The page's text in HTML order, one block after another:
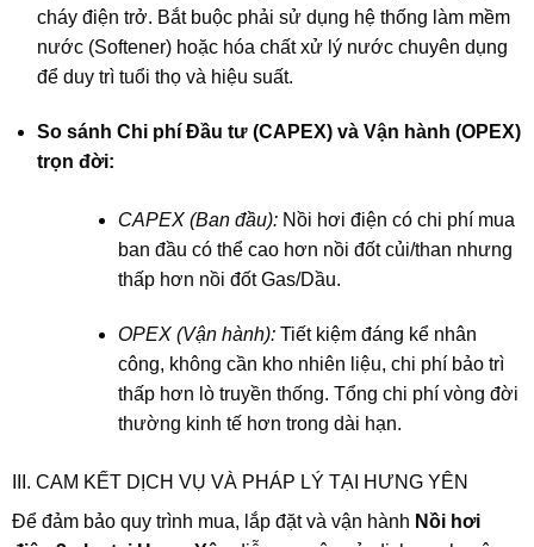
cháy điện trở. Bắt buộc phải sử dụng hệ thống làm mềm
nước (Softener) hoặc hóa chất xử lý nước chuyên dụng
để duy trì tuổi thọ và hiệu suất.
So sánh Chi phí Đầu tư (CAPEX) và Vận hành (OPEX)
trọn đời:
CAPEX (Ban đầu): Nồi hơi điện có chi phí mua
ban đầu có thể cao hơn nồi đốt củi/than nhưng
thấp hơn nồi đốt Gas/Dầu.
OPEX (Vận hành): Tiết kiệm đáng kể nhân
công, không cần kho nhiên liệu, chi phí bảo trì
thấp hơn lò truyền thống. Tổng chi phí vòng đời
thường kinh tế hơn trong dài hạn.
III. CAM KẾT DỊCH VỤ VÀ PHÁP LÝ TẠI HƯNG YÊN
Để đảm bảo quy trình mua, lắp đặt và vận hành Nồi hơi